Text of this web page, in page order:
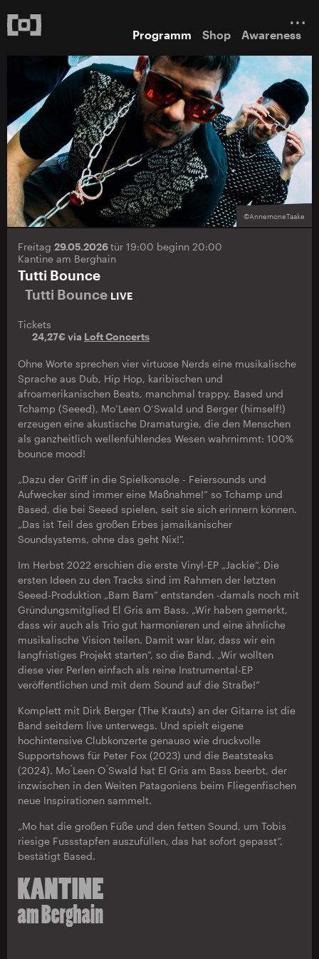
Programm Shop Awareness
©AnnemoneTaake
Freitag 29.05.2026tür 19:00 beginn 20:00
Kantine am Berghain
Tutti Bounce
Tutti Bounce LIVE
Tickets
24,27€ via Loft Concerts
Ohne Worte sprechen vier virtuose Nerds eine musikalische
Sprache aus Dub, Hip Hop, karibischen und
afroamerikanischen Beats, manchmal trappy. Based und
Tchamp (Seeed), Mo’Leen O’Swald und Berger (himself!)
erzeugen eine akustische Dramaturgie, die den Menschen
als ganzheitlich wellenfühlendes Wesen wahrnimmt: 100%
bounce mood!
„Dazu der Griff in die Spielkonsole - Feiersounds und
Aufwecker sind immer eine Maßnahme!“ so Tchamp und
Based, die bei Seeed spielen, seit sie sich erinnern können.
„Das ist Teil des großen Erbes jamaikanischer
Soundsystems, ohne das geht Nix!".
Im Herbst 2022 erschien die erste Vinyl-EP „Jackie“. Die
ersten Ideen zu den Tracks sind im Rahmen der letzten
Seeed-Produktion „Bam Bam“ entstanden -damals noch mit
Gründungsmitglied El Gris am Bass. „Wir haben gemerkt,
dass wir auch als Trio gut harmonieren und eine ähnliche
musikalische Vision teilen. Damit war klar, dass wir ein
langfristiges Projekt starten“, so die Band. „Wir wollten
diese vier Perlen einfach als reine Instrumental-EP
veröffentlichen und mit dem Sound auf die Straße!“
Komplett mit Dirk Berger (The Krauts) an der Gitarre ist die
Band seitdem live unterwegs. Und spielt eigene
hochintensive Clubkonzerte genauso wie druckvolle
Supportshows für Peter Fox (2023) und die Beatsteaks
(2024). Mo ́Leen O ́Swald hat El Gris am Bass beerbt, der
inzwischen in den Weiten Patagoniens beim Fliegenfischen
neue Inspirationen sammelt.
„Mo hat die großen Füße und den fetten Sound, um Tobis
riesige Fussstapfen auszufüllen, das hat sofort gepasst“,
bestätigt Based.